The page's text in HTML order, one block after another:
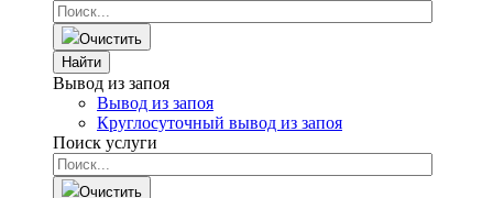
Очистить
Найти
Вывод из запоя
Вывод из запоя
Круглосуточный вывод из запоя
Поиск услуги
Очистить